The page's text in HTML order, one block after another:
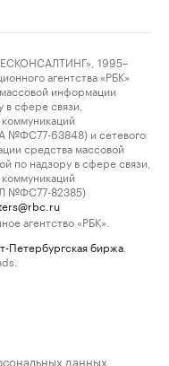
1995–
агентства «РБК»
информации
сфере связи,
№ФС77-63848) и сетевого
средства массовой
по надзору в сфере связи,
№ФС77-82385)
агентство «РБК».
Петербургская биржа
данных